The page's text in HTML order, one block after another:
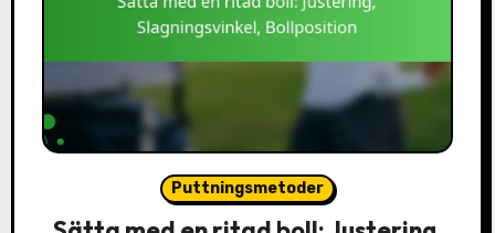
Puttningsmetoder